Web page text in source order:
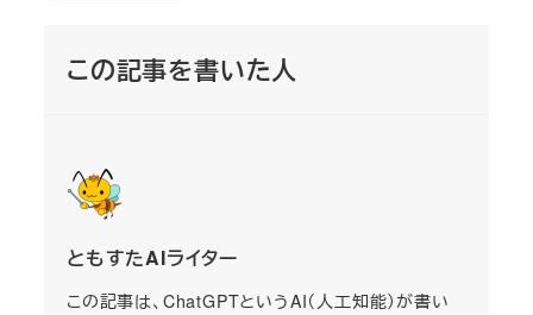
この記事を書いた人
ともすたAIライター
この記事は、ChatGPTというAI（人工知能）が書い